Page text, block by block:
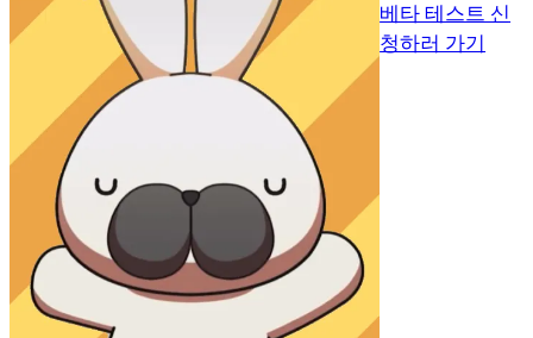
베타 테스트 신
청하러 가기